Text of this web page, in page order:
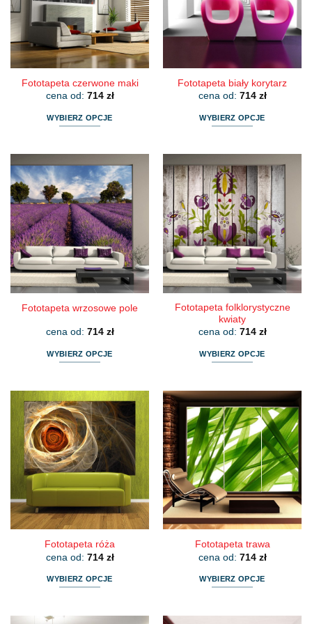
wybrać
stronie
produktu
wybrać
na
stronie
Fototapeta czerwone maki
cena od: 714 zł
WYBIERZ OPCJE
ma
wiele
wariantów.
Opcje
można
wybrać
na
stronie
produktu
Fototapeta biały korytarz
cena od: 714 zł
WYBIERZ OPCJE
ma
wiele
wariantów.
Opcje
można
wybrać
na
stronie
produktu
Fototapeta wrzosowe pole
cena od: 714 zł
WYBIERZ OPCJE
ma
wiele
wariantów.
Opcje
można
wybrać
na
produktu
Fototapeta folklorystyczne
kwiaty
cena od: 714 zł
WYBIERZ OPCJE
ma
wiele
wariantów.
Opcje
można
wybrać
na
stronie
produktu
Fototapeta róża
cena od: 714 zł
WYBIERZ OPCJE
Fototapeta trawa
cena od: 714 zł
WYBIERZ OPCJE